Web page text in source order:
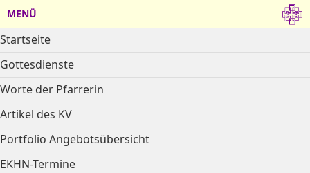
MENÜ
Startseite
Gottesdienste
Worte der Pfarrerin
Artikel des KV
Portfolio Angebotsübersicht
EKHN-Termine